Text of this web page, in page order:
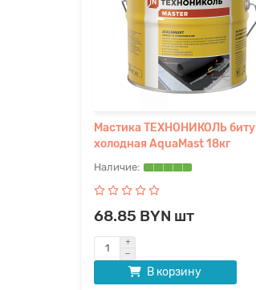
Мастика ТЕХНОНИКОЛЬ
холодная AquaMast 18кг
68.85 BYN шт
В корзину